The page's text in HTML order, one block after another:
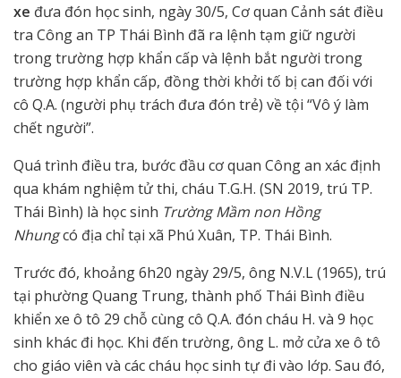
xe đưa đón học sinh, ngày 30/5, Cơ quan Cảnh sát điều
tra Công an TP Thái Bình đã ra lệnh tạm giữ người
trong trường hợp khẩn cấp và lệnh bắt người trong
trường hợp khẩn cấp, đồng thời khởi tố bị can đối với
cô Q.A. (người phụ trách đưa đón trẻ) về tội “Vô ý làm
chết người”.
Quá trình điều tra, bước đầu cơ quan Công an xác định
qua khám nghiệm tử thi, cháu T.G.H. (SN 2019, trú TP.
Thái Bình) là học sinh Trường Mầm non Hồng
Nhungcó địa chỉ tại xã Phú Xuân, TP. Thái Bình.
Trước đó, khoảng 6h20 ngày 29/5, ông N.V.L (1965), trú
tại phường Quang Trung, thành phố Thái Bình điều
khiển xe ô tô 29 chỗ cùng cô Q.A. đón cháu H. và 9 học
sinh khác đi học. Khi đến trường, ông L. mở cửa xe ô tô
cho giáo viên và các cháu học sinh tự đi vào lớp. Sau đó,